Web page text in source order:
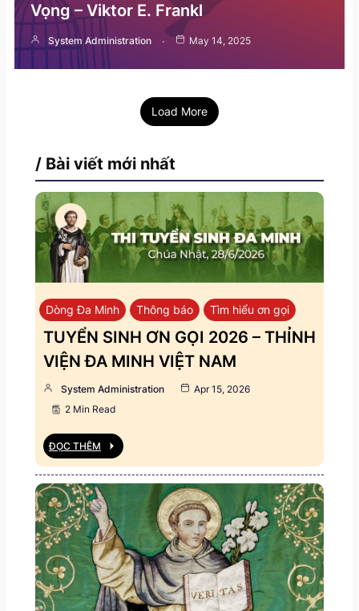
Vọng – Viktor E. Frankl
System Administration May 14, 2025
Load More
/ Bài viết mới nhất
Dòng Đa Minh Thông báo Tìm hiểu ơn gọi
TUYỂN SINH ƠN GỌI 2026 – THỈNH
VIỆN ĐA MINH VIỆT NAM
System Administration
Apr 15, 2026
2 Min Read
ĐỌC THÊM